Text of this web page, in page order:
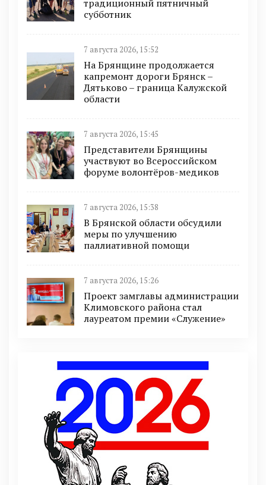
традиционный пятничный
субботник
7 августа 2026, 15:52
На Брянщине продолжается
капремонт дороги Брянск –
Дятьково – граница Калужской
области
7 августа 2026, 15:45
Представители Брянщины
участвуют во Всероссийском
форуме волонтёров-медиков
7 августа 2026, 15:38
В Брянской области обсудили
меры по улучшению
паллиативной помощи
7 августа 2026, 15:26
Проект замглавы администрации
Климовского района стал
лауреатом премии «Служение»